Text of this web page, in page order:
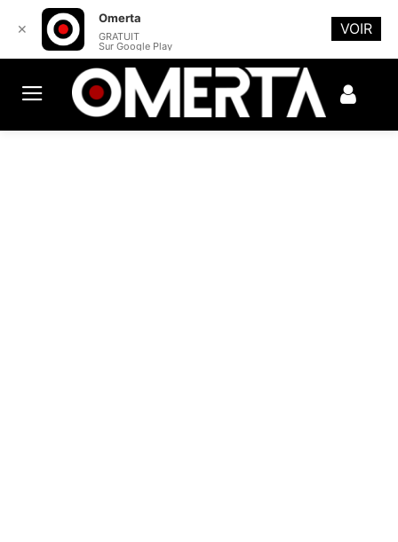
✕
Omerta
GRATUIT
Sur Google Play
VOIR